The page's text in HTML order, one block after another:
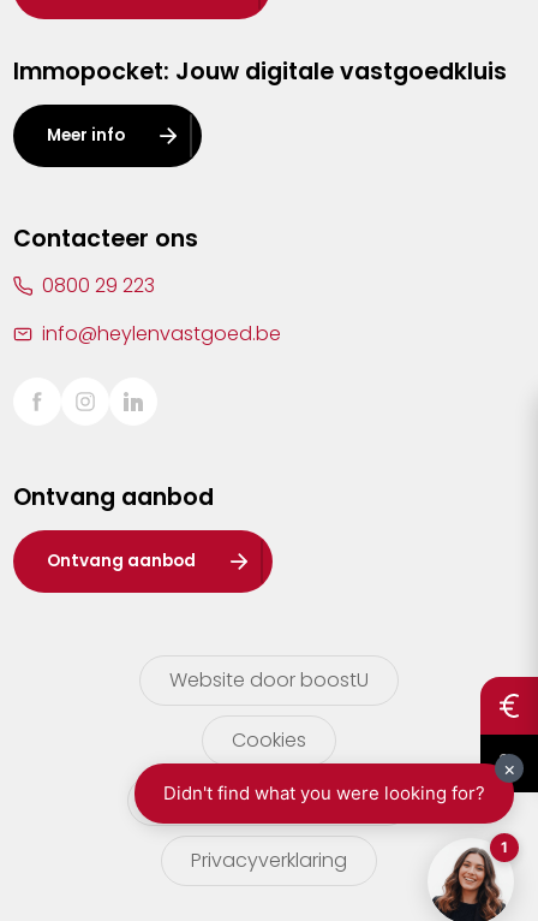
Herentals
Kalmthout
Leuven
Lier
Sint-Truiden
Waasland
Wuustwezel
Zoersel
Immopocket: Jouw digitale vastgoedkluis
Meer info
Contacteer ons
0800 29 223
info@heylenvastgoed.be
Ontvang aanbod
Ontvang aanbod
Website door boostU
Cookies
gebruikersvoorwaarden
Privacyverklaring